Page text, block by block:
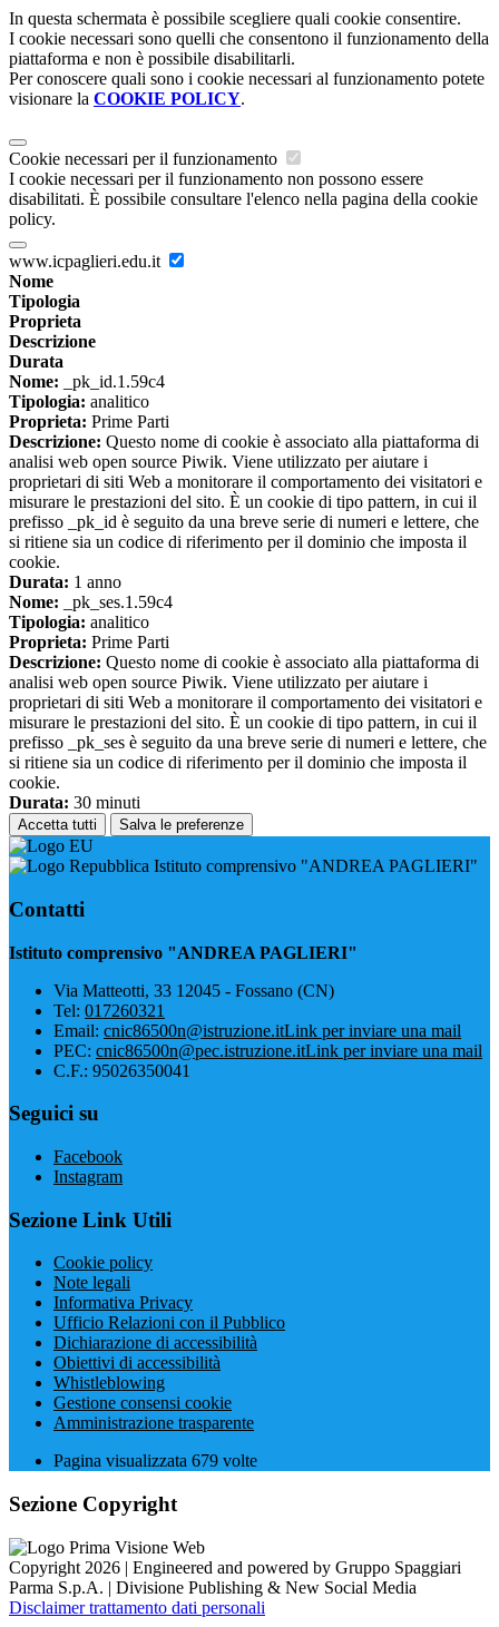
In questa schermata è possibile scegliere quali cookie consentire.
I cookie necessari sono quelli che consentono il funzionamento della
piattaforma e non è possibile disabilitarli.
Per conoscere quali sono i cookie necessari al funzionamento potete
visionare la COOKIE POLICY.
Cookie necessari per il funzionamento
I cookie necessari per il funzionamento non possono essere
disabilitati. È possibile consultare l'elenco nella pagina della cookie
policy.
www.icpaglieri.edu.it
Nome
Tipologia
Proprieta
Descrizione
Durata
Nome: _pk_id.1.59c4
Tipologia: analitico
Proprieta: Prime Parti
Descrizione: Questo nome di cookie è associato alla piattaforma di
analisi web open source Piwik. Viene utilizzato per aiutare i
proprietari di siti Web a monitorare il comportamento dei visitatori e
misurare le prestazioni del sito. È un cookie di tipo pattern, in cui il
prefisso _pk_id è seguito da una breve serie di numeri e lettere, che
si ritiene sia un codice di riferimento per il dominio che imposta il
cookie.
Durata: 1 anno
Nome: _pk_ses.1.59c4
Tipologia: analitico
Proprieta: Prime Parti
Descrizione: Questo nome di cookie è associato alla piattaforma di
analisi web open source Piwik. Viene utilizzato per aiutare i
proprietari di siti Web a monitorare il comportamento dei visitatori e
misurare le prestazioni del sito. È un cookie di tipo pattern, in cui il
prefisso _pk_ses è seguito da una breve serie di numeri e lettere, che
si ritiene sia un codice di riferimento per il dominio che imposta il
cookie.
Durata: 30 minuti
Accetta tutti Salva le preferenze
Istituto comprensivo "ANDREA PAGLIERI"
Contatti
Istituto comprensivo "ANDREA PAGLIERI"
Via Matteotti, 33 12045 - Fossano (CN)
Tel: 017260321
Email: cnic86500n@istruzione.itLink per inviare una mail
PEC: cnic86500n@pec.istruzione.itLink per inviare una mail
C.F.: 95026350041
Seguici su
Facebook
Instagram
Sezione Link Utili
Cookie policy
Note legali
Informativa Privacy
Ufficio Relazioni con il Pubblico
Dichiarazione di accessibilità
Obiettivi di accessibilità
Whistleblowing
Gestione consensi cookie
Amministrazione trasparente
Pagina visualizzata 679 volte
Sezione Copyright
Copyright 2026 | Engineered and powered by Gruppo Spaggiari
Parma S.p.A. | Divisione Publishing & New Social Media
Disclaimer trattamento dati personali